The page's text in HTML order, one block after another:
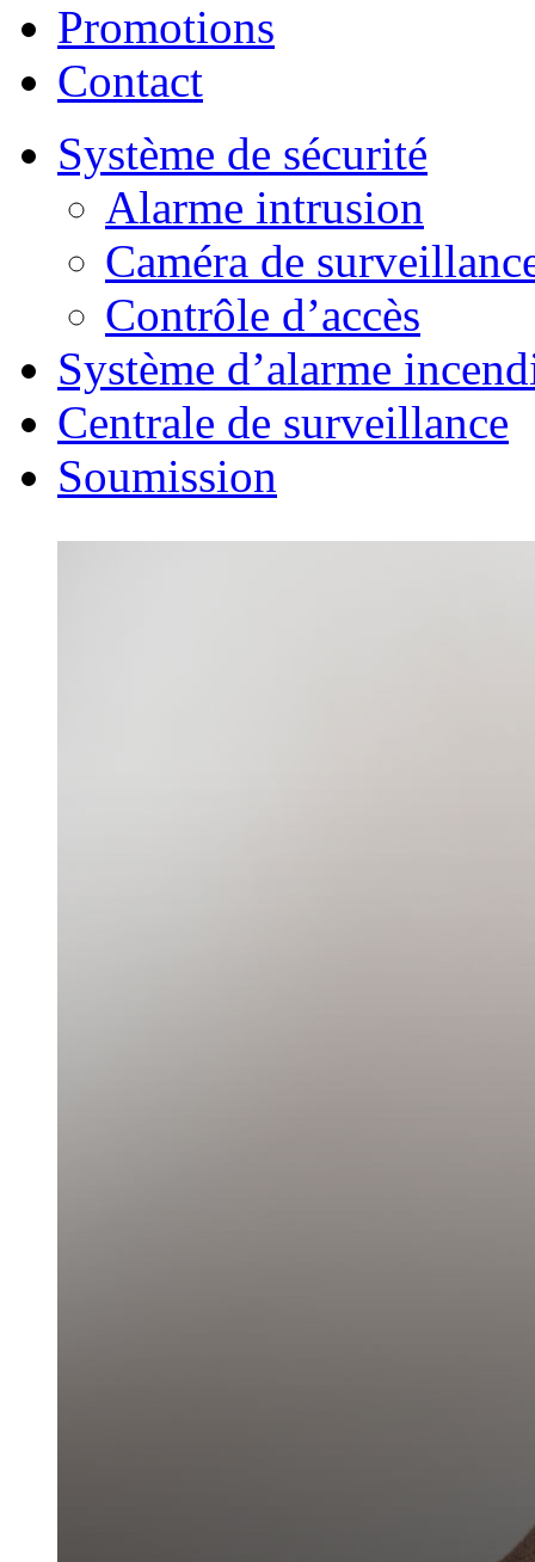
Promotions
Contact
Système de sécurité
Alarme intrusion
Caméra de
Contrôle d’accès
Système d’alarme
Centrale de surveillance
Soumission